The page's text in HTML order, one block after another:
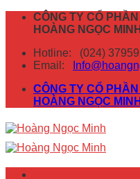
Skip
CÔNG TY CỔ
HOÀNG NGỌC MINH
Hotline: (024)
Email:
CÔNG TY CỔ
HOÀNG NGỌC MINH